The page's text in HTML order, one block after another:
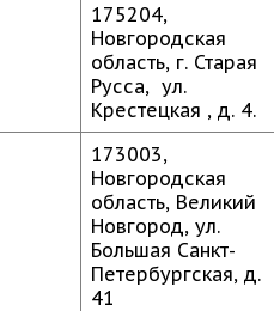
175204,
Новгородская
область, г. Старая
Русса, ул.
Крестецкая , д. 4.
173003,
Новгородская
область, Великий
Новгород, ул.
Большая Санкт-
Петербургская, д.
41